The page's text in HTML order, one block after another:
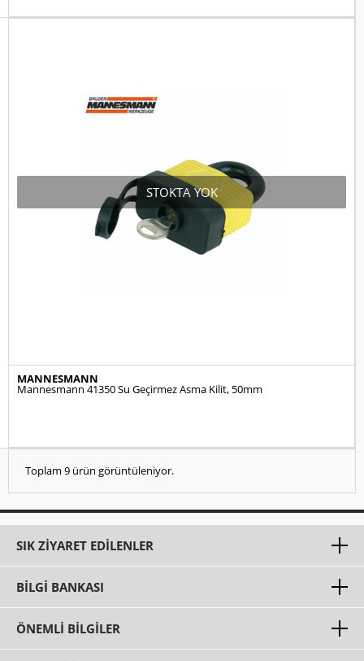
STOKTA YOK
MANNESMANN
Mannesmann 41350 Su Geçirmez Asma Kilit, 50mm
Toplam 9 ürün görüntüleniyor.
SIK ZIYARET EDILENLER
BILGI BANKASI
ÖNEMLI BILGILER